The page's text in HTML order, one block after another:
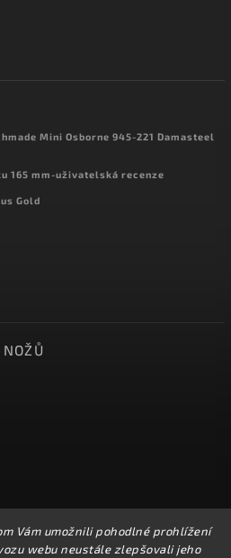
Vám umožnili pohodlné prohlížení
webu neustále zlepšovali jeho
Mini Osborne 945-221 Damasteel
165 mm-uživatelská recenze
Gold